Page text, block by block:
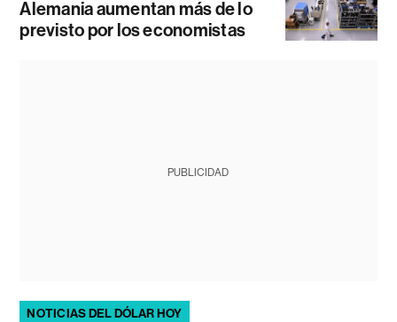
Alemania aumentan más de lo
previsto por los economistas
PUBLICIDAD
NOTICIAS DEL DÓLAR HOY